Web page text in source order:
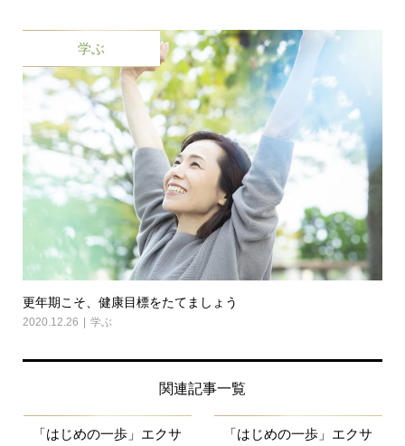
学ぶ
更年期こそ、健康目標をたてましょう
2020.12.26 学ぶ
関連記事一覧
「はじめの一歩」エクサ
「はじめの一歩」エクサ